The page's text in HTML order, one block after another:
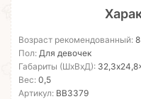
Возраст рекомендованный:
Пол: Для девочек
Габариты (ШхВхД):
Вес: 0,5
Артикул: ВВ3379